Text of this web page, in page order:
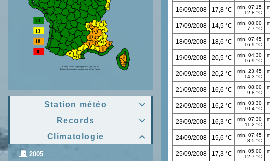

Station météo

Records

Climatologie
2005